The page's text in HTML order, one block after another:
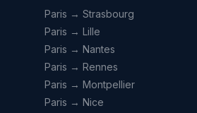
Paris → Strasbourg
Paris → Lille
Paris → Nantes
Paris → Rennes
Paris → Montpellier
Paris → Nice